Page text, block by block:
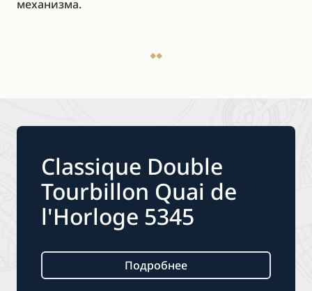
механизма.
Classique Double
Tourbillon Quai de
l'Horloge 5345
Подробнее